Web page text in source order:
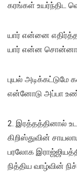
கரங்கள் உயர்ந்திட
யார் என்னை
யார் என்ன
புயல் அடிக்கட்டுமே
என்னோடு அப்பா
2. இரத்தத்தினால்
கிறிஸ்துவின்
பரலோக
நித்திய வாழ்வின்